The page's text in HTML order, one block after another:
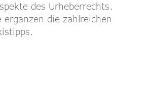
des Urheberrechts.
ergänzen die zahlreichen